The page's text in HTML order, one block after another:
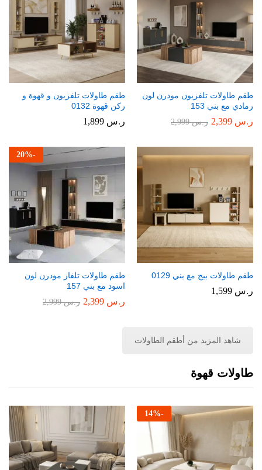
طقم طاولات تلفزيون مودرن لون
رمادي مع بني 153
ر.س ر.س2,999
طقم طاولات تلفزيون و قهوة و
ركن قهوة 0132
ر.س
طقم طاولات بيج مع بني 0129
ر.س
-
20%
طقم طاولات تلفاز مودرن لون
اسود مع بني 157
ر.س ر.س2,999
شاهد المزيد من أطقم الطاولات
طاولات قهوة
-
14%